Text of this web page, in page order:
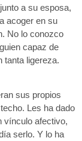
a su esposa,
acoger en su
No lo conozco
capaz de
tanta ligereza.
sus propios
Les ha dado
vínculo afectivo,
serlo. Y lo ha